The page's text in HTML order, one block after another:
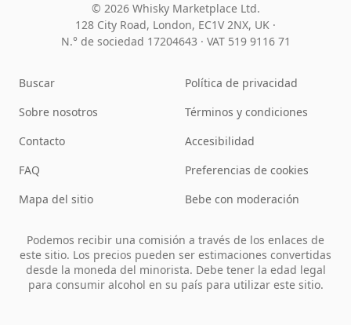
© 2026 Whisky Marketplace Ltd.
128 City Road, London, EC1V 2NX, UK ·
N.° de sociedad 17204643 · VAT 519 9116 71
Buscar
Sobre nosotros
Contacto
FAQ
Mapa del sitio
Política de privacidad
Términos y condiciones
Accesibilidad
Preferencias de cookies
Bebe con moderación
Podemos recibir una comisión a través de los enlaces de
este sitio. Los precios pueden ser estimaciones convertidas
desde la moneda del minorista. Debe tener la edad legal
para consumir alcohol en su país para utilizar este sitio.